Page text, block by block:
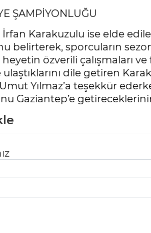
ŞAMPİYONLUĞU
İrfan Karakuzulu ise elde
belirterek, sporcuların
özverili çalışmaları
dile getiren
Yılmaz’a teşekkür
Gaziantep’e